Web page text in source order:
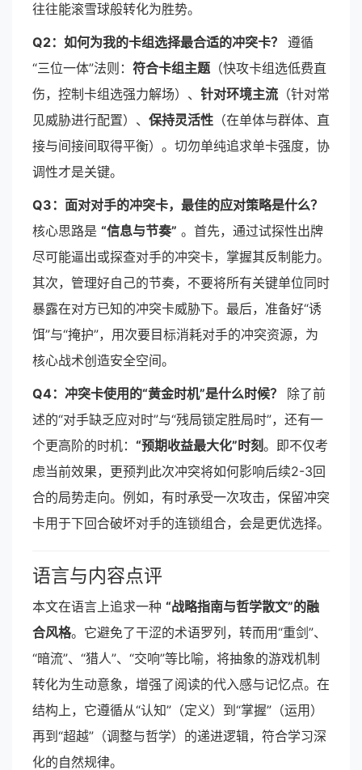
往往能滚雪球般转化为胜势。
Q2：如何为我的卡组选择最合适的冲突卡？
遵循
“三位一体”法则： 符合卡组主题（快攻卡组选低费直
伤，控制卡组选强力解场）、 针对环境主流 （针对常
见威胁进行配置）、 保持灵活性 （在单体与群体、直
接与间接间取得平衡）。切勿单纯追求单卡强度，协
调性才是关键。
Q3：面对对手的冲突卡，最佳的应对策略是什么？
核心思路是 “信息与节奏” 。首先，通过试探性出牌
尽可能逼出或探查对手的冲突卡，掌握其反制能力。
其次，管理好自己的节奏，不要将所有关键单位同时
暴露在对方已知的冲突卡威胁下。最后，准备好“诱
饵”与“掩护”，用次要目标消耗对手的冲突资源，为
核心战术创造安全空间。
Q4：冲突卡使用的“黄金时机”是什么时候？
除了前
述的“对手缺乏应对时”与“残局锁定胜局时”，还有一
个更高阶的时机： “预期收益最大化”时刻。即不仅考
虑当前效果，更预判此次冲突将如何影响后续2-3回
合的局势走向。例如，有时承受一次攻击，保留冲突
卡用于下回合破坏对手的连锁组合，会是更优选择。
语言与内容点评
本文在语言上追求一种 “战略指南与哲学散文”的融
合风格。它避免了干涩的术语罗列，转而用“重剑”、
“暗流”、“猎人”、“交响”等比喻，将抽象的游戏机制
转化为生动意象，增强了阅读的代入感与记忆点。在
结构上，它遵循从“认知”（定义）到“掌握”（运用）
再到“超越”（调整与哲学）的递进逻辑，符合学习深
化的自然规律。